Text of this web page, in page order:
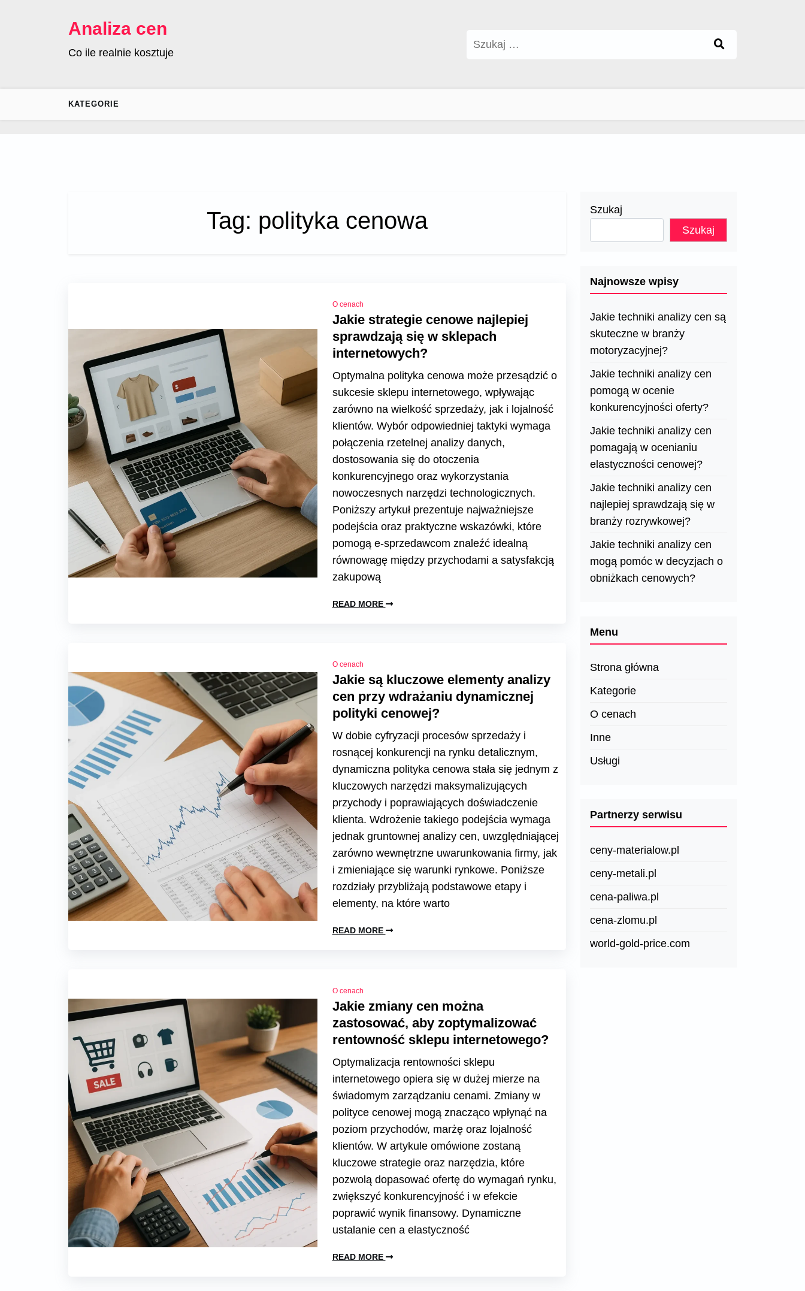
Analiza cen
Co ile realnie kosztuje
Szukaj:
KATEGORIE
Tag: polityka cenowa
O cenach
Jakie strategie cenowe najlepiej
sprawdzają się w sklepach
internetowych?
Optymalna polityka cenowa może przesądzić o
sukcesie sklepu internetowego, wpływając
zarówno na wielkość sprzedaży, jak i lojalność
klientów. Wybór odpowiedniej taktyki wymaga
połączenia rzetelnej analizy danych,
dostosowania się do otoczenia
konkurencyjnego oraz wykorzystania
nowoczesnych narzędzi technologicznych.
Poniższy artykuł prezentuje najważniejsze
podejścia oraz praktyczne wskazówki, które
pomogą e-sprzedawcom znaleźć idealną
równowagę między przychodami a satysfakcją
zakupową
READ MORE
O cenach
Jakie są kluczowe elementy analizy
cen przy wdrażaniu dynamicznej
polityki cenowej?
W dobie cyfryzacji procesów sprzedaży i
rosnącej konkurencji na rynku detalicznym,
dynamiczna polityka cenowa stała się jednym z
kluczowych narzędzi maksymalizujących
przychody i poprawiających doświadczenie
klienta. Wdrożenie takiego podejścia wymaga
jednak gruntownej analizy cen, uwzględniającej
zarówno wewnętrzne uwarunkowania firmy, jak
i zmieniające się warunki rynkowe. Poniższe
rozdziały przybliżają podstawowe etapy i
elementy, na które warto
READ MORE
O cenach
Jakie zmiany cen można
zastosować, aby zoptymalizować
rentowność sklepu internetowego?
Optymalizacja rentowności sklepu
internetowego opiera się w dużej mierze na
świadomym zarządzaniu cenami. Zmiany w
polityce cenowej mogą znacząco wpłynąć na
poziom przychodów, marżę oraz lojalność
klientów. W artykule omówione zostaną
kluczowe strategie oraz narzędzia, które
pozwolą dopasować ofertę do wymagań rynku,
zwiększyć konkurencyjność i w efekcie
poprawić wynik finansowy. Dynamiczne
ustalanie cen a elastyczność
READ MORE
Szukaj
Szukaj
Najnowsze wpisy
Jakie techniki analizy cen są
skuteczne w branży
motoryzacyjnej?
Jakie techniki analizy cen
pomogą w ocenie
konkurencyjności oferty?
Jakie techniki analizy cen
pomagają w ocenianiu
elastyczności cenowej?
Jakie techniki analizy cen
najlepiej sprawdzają się w
branży rozrywkowej?
Jakie techniki analizy cen
mogą pomóc w decyzjach o
obniżkach cenowych?
Menu
Strona główna
Kategorie
O cenach
Inne
Usługi
Partnerzy serwisu
ceny-materialow.pl
ceny-metali.pl
cena-paliwa.pl
cena-zlomu.pl
world-gold-price.com